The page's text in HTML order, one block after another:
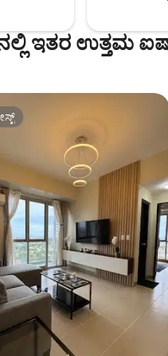
ಇತರ ಉತ್ತಮ